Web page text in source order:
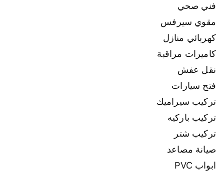
فني صحي
مقوي سيرفس
كهربائي منازل
كاميرات مراقبة
نقل عفش
فتح سيارات
تركيب سيراميك
تركيب باركيه
تركيب شتر
صيانة مصاعد
ابواب PVC